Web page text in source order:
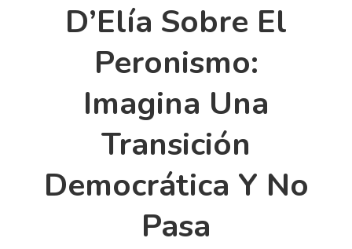
D’Elía Sobre El
Peronismo:
Imagina Una
Transición
Democrática Y No
Pasa